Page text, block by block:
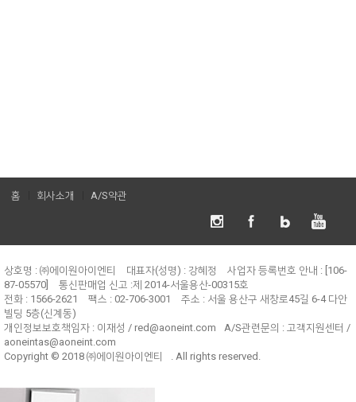
홈 회사소개 A/S약관
상호명 : ㈜에이원아이엔티 대표자(성명) : 강혜정
사업자 등록번호 안내 : [106-
87-05570]
통신판매업 신고 :제 2014-서울용산-00315호
전화 : 1566-2621
팩스 : 02-706-3001
주소 : 서울 용산구 새창로45길 6-4 다안
빌딩 5층(신계동)
개인정보보호책임자 : 이재성 / red@aoneint.com A/S관련문의 : 고객지원센터 /
aoneintas@aoneint.com
Copyright © 2018 ㈜에이원아이엔티 . All rights reserved.